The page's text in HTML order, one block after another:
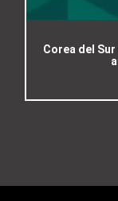
Corea del